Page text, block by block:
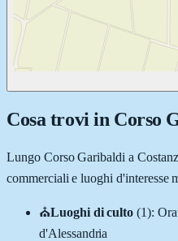
Cosa trovi in Corso
Lungo Corso Garibaldi a
commerciali e luoghi d'interesse
⛪Luoghi di culto (1):
d'Alessandria